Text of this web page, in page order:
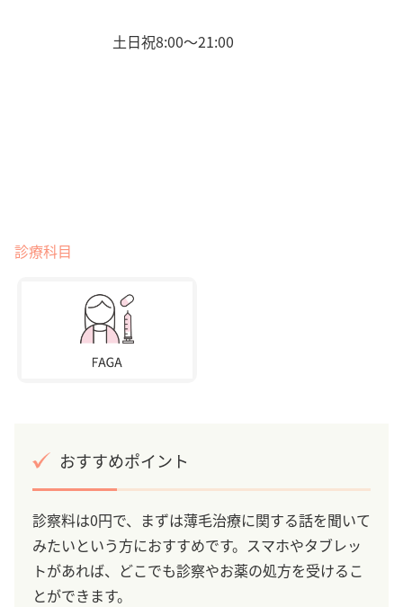
土日祝8:00〜21:00
診療科目
おすすめポイント
診察料は0円で、まずは薄毛治療に関する話を聞いて
みたいという方におすすめです。スマホやタブレッ
トがあれば、どこでも診察やお薬の処方を受けるこ
とができます。